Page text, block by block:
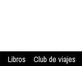
Libros Club de viajes